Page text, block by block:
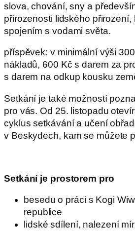
slova, chování, sny a
přirozenosti lidského přirození,
spojením s vodami světa.
příspěvek: v minimální výši
nákladů, 600 Kč s darem za
s darem na odkup kousku
Setkání je také možností
pro vás. Od 25. listopadu
cyklus setkávání a učení
v Beskydech, kam se můžete
Setkání je prostorem pro
besedu o práci s Kogi
republice
lidské sdílení, nalezení